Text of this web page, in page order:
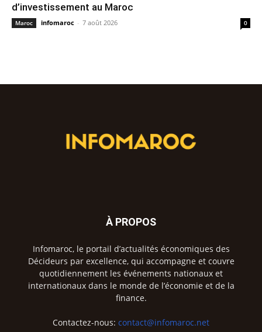
d’investissement au Maroc
Maroc infomaroc - 7 août 2026 0
À PROPOS
Infomaroc, le portail d’actualités économiques des
Décideurs par excellence, qui accompagne et couvre
quotidiennement les événements nationaux et
internationaux dans le monde de l’économie et de la
finance.
Contactez-nous: contact@infomaroc.net